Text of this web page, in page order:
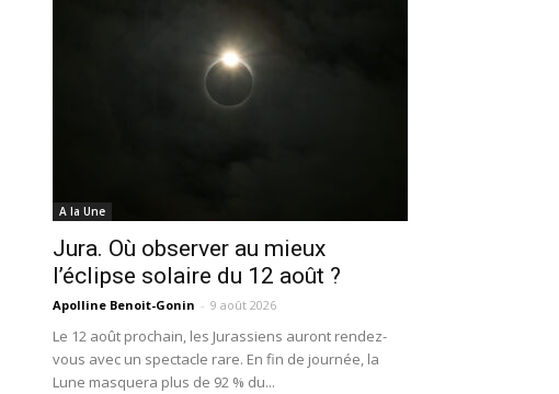
A la Une
Jura. Où observer au mieux
l’éclipse solaire du 12 août ?
Apolline Benoit-Gonin - 9 août 2026
Le 12 août prochain, les Jurassiens auront rendez-
vous avec un spectacle rare. En fin de journée, la
Lune masquera plus de 92 % du...